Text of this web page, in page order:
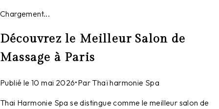
Chargement...
Découvrez le Meilleur Salon de
Massage à Paris
Publié le 10 mai 2026•Par Thaï harmonie Spa
Thai Harmonie Spa se distingue comme le meilleur salon de